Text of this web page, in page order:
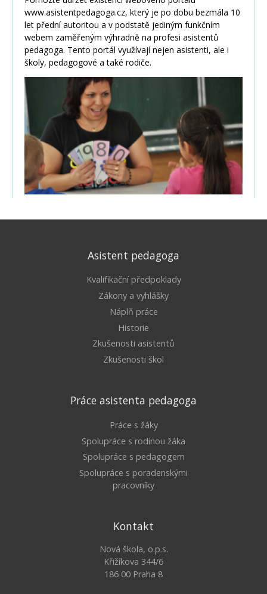
Asistent pedagoga
Kvalifikační předpoklady
Zákony a vyhlášky
Náplň práce
Historie
Zkušenosti asistentů
Zkušenosti škol
Práce asistenta pedagoga
Práce s žáky
Spolupráce s rodinou žáka
Spolupráce s pedagogem
Spolupráce s poradenskými
pracovníky
Kontakt
Nová škola, o.p.s.
Křižíkova 344/6
186 00 Praha 8